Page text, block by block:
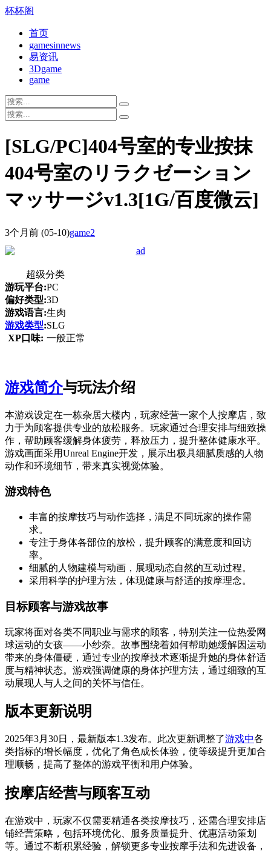
杯杯阁
首页
gamesinnews
易资讯
3Dgame
game
[SLG/PC]404号室的专业按抹
404号室のリラクゼーション
マッサージv1.3[1G/百度微云]
3个月前 (05-10)game2
超级分类
游玩平台:PC
偏好类型:3D
游戏语言:生肉
游戏类型:SLG
XP口味: 一般正常
游戏简介与玩法介绍
本游戏设定在一栋杂居大楼内，玩家经营一家个人按摩店，致
力于为顾客提供专业的放松服务。玩家通过合理安排与细致操
作，帮助顾客缓解身体疲劳，释放压力，提升整体健康水平。
游戏画面采用Unreal Engine开发，展示出极具细腻质感的人物
动作和环境细节，带来真实视觉体验。
游戏特色
丰富的按摩技巧与动作选择，满足不同玩家的操作需
求。
专注于身体各部位的放松，提升顾客的满意度和回访
率。
细腻的人物建模与动画，展现动态自然的互动过程。
采用科学的护理方法，体现健康与舒适的按摩理念。
目标顾客与游戏故事
玩家将面对各类不同职业与需求的顾客，特别关注一位热爱网
球运动的女孩——小纱奈。故事围绕着如何帮助她缓解因运动
带来的身体僵硬，通过专业的按摩技术逐渐提升她的身体舒适
度与精神状态。游戏强调健康的身体护理方法，通过细致的互
动展现人与人之间的关怀与信任。
版本更新说明
2025年3月30日，最新版本1.3发布。此次更新调整了游戏中各
类指标的增长幅度，优化了角色成长体验，使等级提升更加合
理顺畅，提高了整体的游戏平衡和用户体验。
按摩店经营与顾客互动
在游戏中，玩家不仅需要精通各类按摩技巧，还需合理安排店
铺经营策略，包括环境优化、服务质量提升、优惠活动策划
等。通过不断积累经验，解锁更多专业按摩手法和先进设备，